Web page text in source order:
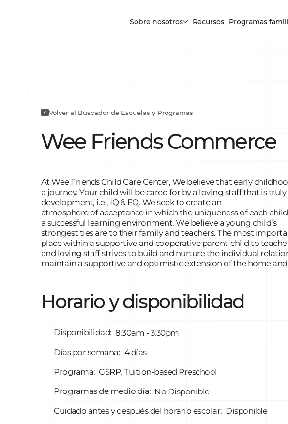
Sobre nosotros Recursos Programas
At Wee Friends Child Care Center, We believe that early
a journey. Your child will be cared for by a loving staff that is
development, i.e., IQ & EQ. We seek to create an
atmosphere of acceptance in which the uniqueness of each
a successful learning environment. We believe a young child’s
strongest ties are to their family and teachers. The most
place within a supportive and cooperative parent-child to
and loving staff strives to build and nurture the individual
maintain a supportive and optimistic extension of the home
Horario y disponibilidad
Disponibilidad: 8:30am - 3:30pm
Días por semana: 4 días
Programa: GSRP, Tuition-based Preschool
Programas de medio día: No Disponible
Cuidado antes y después del horario escolar: Disponible
Volver al Buscador de Escuelas y Programas
Wee Friends Commerce